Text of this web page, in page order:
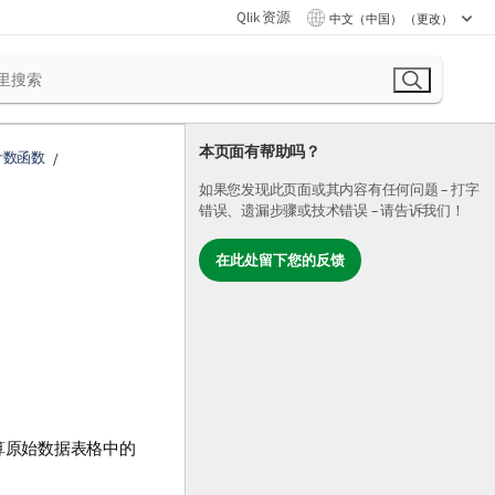
Qlik 资源 中文（中国） （更改）
本页面有帮助吗？
如果您发现此页面或其内容有任何问题 – 打字
错误、遗漏步骤或技术错误 – 请告诉我们！
在此处留下您的反馈
函数
原始数据表格中的